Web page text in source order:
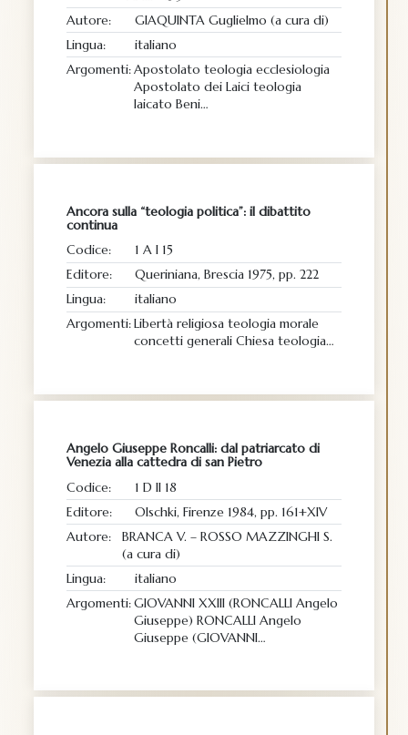
Autore:
GIAQUINTA Guglielmo (a cura di)
Lingua:
italiano
Argomenti:Apostolato teologia ecclesiologia
Apostolato dei Laici teologia
laicato Beni…
Ancora sulla “teologia politica”: il dibattito
continua
Codice:
1 A I 15
Editore:
Queriniana, Brescia 1975, pp. 222
Lingua:
italiano
Argomenti:Libertà religiosa teologia morale
concetti generali Chiesa teologia…
Angelo Giuseppe Roncalli: dal patriarcato di
Venezia alla cattedra di san Pietro
Codice:
1 D II 18
Editore:
Olschki, Firenze 1984, pp. 161+XIV
Autore:
BRANCA V. – ROSSO MAZZINGHI S.
(a cura di)
Lingua:
italiano
Argomenti:GIOVANNI XXIII (RONCALLI Angelo
Giuseppe) RONCALLI Angelo
Giuseppe (GIOVANNI…